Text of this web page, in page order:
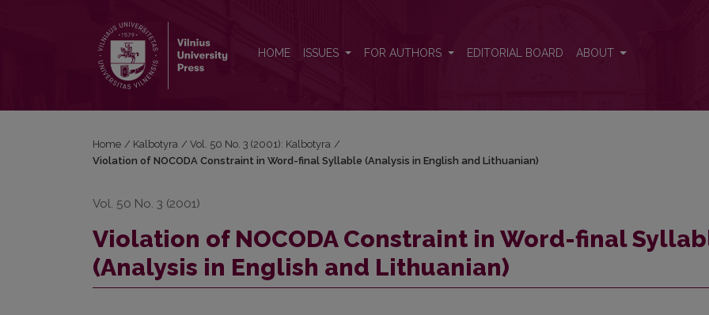
HOME ISSUES FOR AUTHORS EDITORIAL BOARD ABOUT
Home / Kalbotyra / Vol. 50 No. 3 (2001): Kalbotyra /
Violation of NOCODA Constraint in Word-final Syllable (Analysis in English and Lithuanian)
Vol. 50 No. 3 (2001)
Violation of NOCODA Constraint in Word-final
(Analysis in English and Lithuanian)